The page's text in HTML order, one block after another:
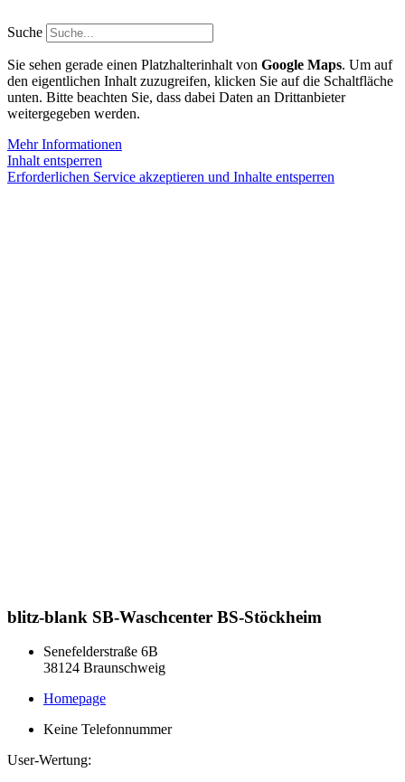
Inhalt
springen
Suche
Sie sehen gerade einen Platzhalterinhalt von Google Maps. Um auf
den eigentlichen Inhalt zuzugreifen, klicken Sie auf die Schaltfläche
unten. Bitte beachten Sie, dass dabei Daten an Drittanbieter
weitergegeben werden.
Mehr Informationen
Inhalt entsperren
Erforderlichen Service akzeptieren und Inhalte entsperren
blitz-blank SB-Waschcenter BS-Stöckheim
Senefelderstraße 6B
38124 Braunschweig
Homepage
Keine Telefonnummer
User-Wertung: